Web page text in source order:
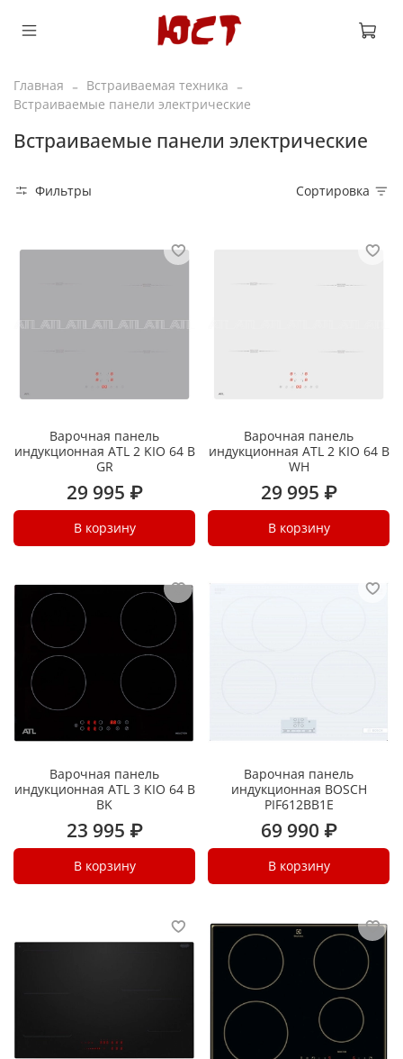
Главная
Встраиваемая техника
Встраиваемые панели электрические
Встраиваемые панели электрические
Фильтры Сортировка
Варочная панель
индукционная ATL 2 KIO 64 B
GR
29 995 ₽
В корзину
Варочная панель
индукционная ATL 2 KIO 64 B
WH
29 995 ₽
В корзину
Варочная панель
индукционная ATL 3 KIO 64 B
BK
23 995 ₽
В корзину
Варочная панель
индукционная BOSCH
PIF612BB1E
69 990 ₽
В корзину